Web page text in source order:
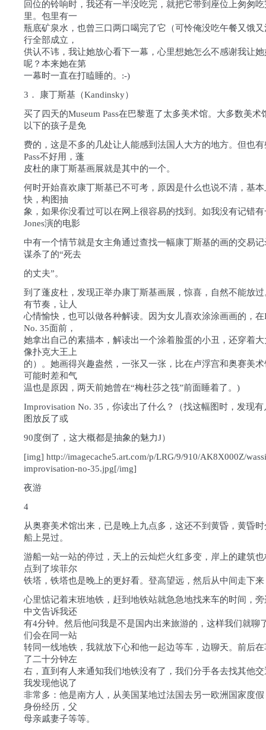
回位的铃响时，我还有一半没吃完，就把它带到座位上匆匆
里。包里有一
瓶底矿泉水，也曾三口两口喝完了它（可怜俺没吃午餐又饿
行全部成立，
供认不讳，我让她放心看下一幕，心里想她怎么不感谢我让
呢？本来她在第
一幕时一直在打瞌睡的。:-)
3． 康丁斯基（Kandinsky）
买了四天的Museum Pass在巴黎逛了太多美术馆。大多数美术
以下的孩子是免
费的，这是不多的几处让人能感到法国人大方的地方。但也有
Pass不好用，蓬
皮杜的康丁斯基画展就是其中的一个。
何时开始喜欢康丁斯基已不可考，原因是什么也说不清，基
快，构图抽
象，如果你没看过可以在网上很容易的找到。如我没有记错有
Jones演的电影
中有一个情节就是女主角通过查找一幅康丁斯基的画的交易
谋杀了的“死去
的丈夫”。
到了蓬皮杜，发现正举办康丁斯基画展，惊喜，自然不能放
有节奏，让人
心情愉快，也可以做各种解读。因为女儿喜欢涂涂画画的，在
No. 35面前，
她拿出自己的素描本，解读出一个涂着脸蛋的小丑，还穿着
像扑克大王上
的）。她画得兴趣盎然，一张又一张，比在卢浮宫和奥赛美
可能时差和气
温也是原因，两天前她曾在“梅杜莎之筏”前面睡着了。)
Improvisation No. 35，你读出了什么？（找这幅图时，发现
图放反了或
90度倒了，这大概都是抽象的魅力J）
[img] http://imagecache5.art.com/p/LRG/9/910/AK8X000Z/
improvisation-no-35.jpg[/img]
夜游
4
从奥赛美术馆出来，已是晚上九点多，这还不到黄昏，黄昏
船上晃过。
游船一站一站的停过，天上的云灿烂火红多变，岸上的建筑
点到了埃菲尔
铁塔，铁塔也是晚上的更好看。登高望远，然后从中间走下
心里惦记着末班地铁，赶到地铁站就急急地找来车的时间，
中文告诉我还
有4分钟。然后他问我是不是国内出来旅游的，这样我们就聊
们会在同一站
转同一线地铁，我就放下心和他一起边等车，边聊天。前后
了二十分钟左
右，直到有人来通知我们地铁没有了，我们分手各去找其他
我发现他说了
非常多：他是南方人，从美国某地过法国去另一欧洲国家度
身份经历，父
母亲戚妻子等等。